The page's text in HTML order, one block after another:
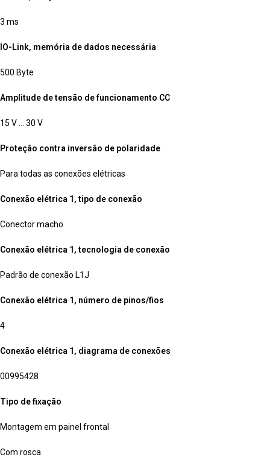
3 ms
IO-Link, memória de dados necessária
500 Byte
Amplitude de tensão de funcionamento CC
15 V … 30 V
Proteção contra inversão de polaridade
Para todas as conexões elétricas
Conexão elétrica 1, tipo de conexão
Conector macho
Conexão elétrica 1, tecnologia de conexão
Padrão de conexão L1J
Conexão elétrica 1, número de pinos/fios
4
Conexão elétrica 1, diagrama de conexões
00995428
Tipo de fixação
Montagem em painel frontal
Com rosca